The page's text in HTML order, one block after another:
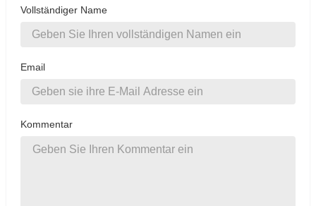
Vollständiger Name
Email
Kommentar